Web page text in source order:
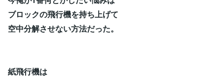
ブロックの飛行機を持ち上げて
空中分解させない方法だった。
紙飛行機は